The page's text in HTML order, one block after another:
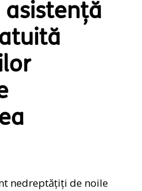
asistență
nedreptățiți de noile